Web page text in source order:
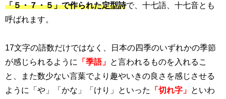
「５・７・５」で作られた定型詩で、十七語、十七音とも
呼ばれます。
17文字の語数だけではなく、日本の四季のいずれかの季節
が感じられるように
「季語」
と言われるものを入れるこ
と、また数少ない言葉でより趣やいきの良さを感じさせる
ように「や」「かな」「けり」といった
「切れ字」
といわ